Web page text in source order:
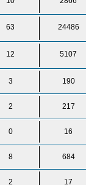
63 24486
12 5107
3 190
2 217
0 16
8 684
2 17